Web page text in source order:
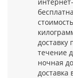
доставку
течение
ночная